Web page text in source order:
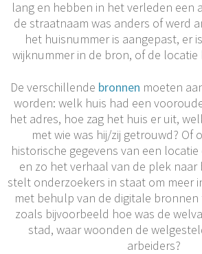
lang en hebben in het verleden een
de straatnaam was anders of werd
het huisnummer is aangepast, er
wijknummer in de bron, of de locatie
De verschillende bronnen moeten
worden: welk huis had een
het adres, hoe zag het huis er uit,
met wie was hij/zij getrouwd? Of
historische gegevens van een
en zo het verhaal van de plek
stelt onderzoekers in staat om meer
met behulp van de digitale
zoals bijvoorbeeld hoe was de
stad, waar woonden de
arbeiders?